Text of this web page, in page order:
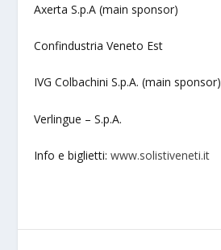
Axerta S.p.A (main sponsor)
Confindustria Veneto Est
IVG Colbachini S.p.A. (main sponsor)
Verlingue – S.p.A.
Info e biglietti:www.solistiveneti.it